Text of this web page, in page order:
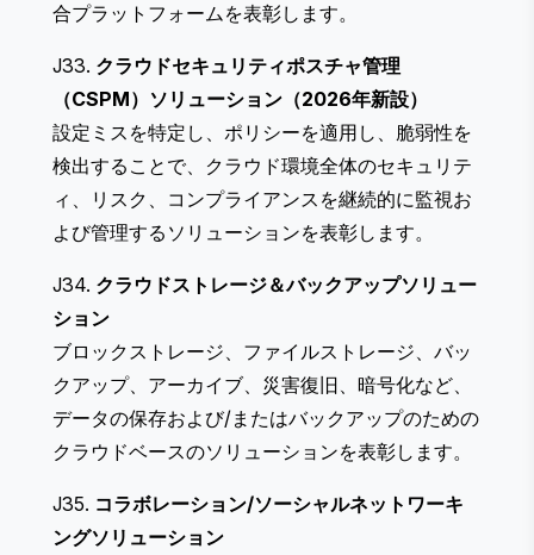
合プラットフォームを表彰します。
J33. クラウドセキュリティポスチャ管理
（CSPM）ソリューション（2026年新設）
設定ミスを特定し、ポリシーを適用し、脆弱性を
検出することで、クラウド環境全体のセキュリテ
ィ、リスク、コンプライアンスを継続的に監視お
よび管理するソリューションを表彰します。
J34. クラウドストレージ＆バックアップソリュー
ション
ブロックストレージ、ファイルストレージ、バッ
クアップ、アーカイブ、災害復旧、暗号化など、
データの保存および/またはバックアップのための
クラウドベースのソリューションを表彰します。
J35. コラボレーション/ソーシャルネットワーキ
ングソリューション